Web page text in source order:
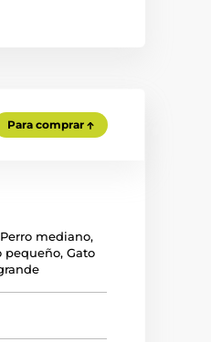
Para comprar
Perro mediano,
pequeño,Gato